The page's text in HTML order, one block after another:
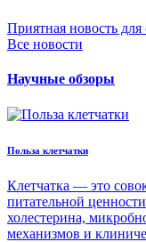
Приятная новость
Все новости
Научные обзоры
Польза клетчатки
Клетчатка — это
питательной
холестерина,
механизмов и